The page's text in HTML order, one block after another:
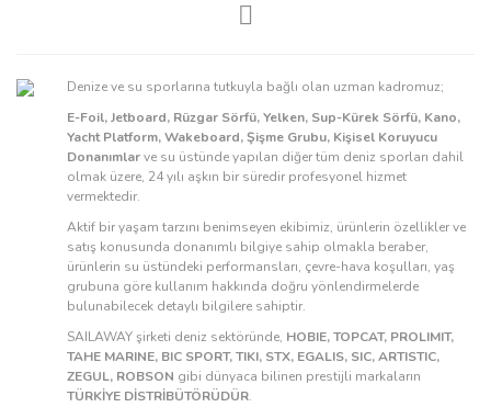
Denize ve su sporlarına tutkuyla bağlı olan uzman kadromuz;
E-Foil, Jetboard, Rüzgar Sörfü, Yelken, Sup-Kürek Sörfü, Kano,
Yacht Platform, Wakeboard, Şişme Grubu, Kişisel Koruyucu
Donanımlarve su üstünde yapılan diğer tüm deniz sporları dahil
olmak üzere, 24 yılı aşkın bir süredir profesyonel hizmet
vermektedir.
Aktif bir yaşam tarzını benimseyen ekibimiz, ürünlerin özellikler ve
satış konusunda donanımlı bilgiye sahip olmakla beraber,
ürünlerin su üstündeki performansları, çevre-hava koşulları, yaş
grubuna göre kullanım hakkında doğru yönlendirmelerde
bulunabilecek detaylı bilgilere sahiptir.
SAILAWAY şirketi deniz sektöründe, HOBIE, TOPCAT, PROLIMIT,
TAHE MARINE, BIC SPORT, TIKI, STX, EGALIS, SIC, ARTISTIC,
ZEGUL, ROBSON gibi dünyaca bilinen prestijli markaların
TÜRKİYE DİSTRİBÜTÖRÜDÜR.